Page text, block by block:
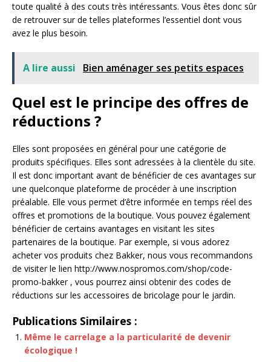
toute qualité à des couts très intéressants. Vous êtes donc sûr
de retrouver sur de telles plateformes l’essentiel dont vous
avez le plus besoin.
A lire aussi Bien aménager ses petits espaces
Quel est le principe des offres de
réductions ?
Elles sont proposées en général pour une catégorie de
produits spécifiques. Elles sont adressées à la clientèle du site.
Il est donc important avant de bénéficier de ces avantages sur
une quelconque plateforme de procéder à une inscription
préalable. Elle vous permet d’être informée en temps réel des
offres et promotions de la boutique. Vous pouvez également
bénéficier de certains avantages en visitant les sites
partenaires de la boutique. Par exemple, si vous adorez
acheter vos produits chez Bakker, nous vous recommandons
de visiter le lien http://www.nospromos.com/shop/code-
promo-bakker , vous pourrez ainsi obtenir des codes de
réductions sur les accessoires de bricolage pour le jardin.
Publications Similaires :
Même le carrelage a la particularité de devenir
écologique !